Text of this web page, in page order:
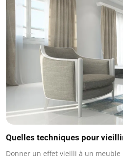
Quelles techniques pour
Donner un effet vieilli à un